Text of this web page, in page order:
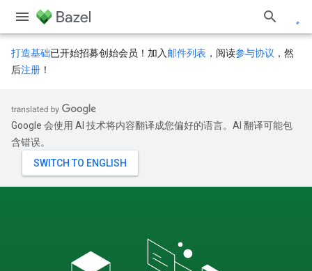
打造基础已开始招募创始会员！加入 邮件列表 ，阅读参与协议 ，然
后注册 ！
Google 会使用 AI 技术将内容翻译成您偏好的语言。AI 翻译可能包
含错误。